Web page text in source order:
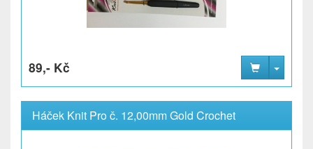
89,- Kč
Háček Knit Pro č. 12,00mm Gold Crochet